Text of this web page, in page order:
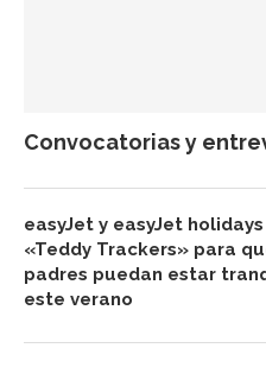
Convocatorias y
easyJet y easyJet
«Teddy Trackers» para
padres puedan estar
este verano